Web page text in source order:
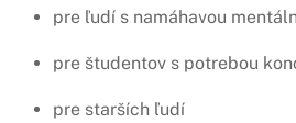
pre ľudí s namáhavou
pre študentov s potrebou
pre starších ľudí